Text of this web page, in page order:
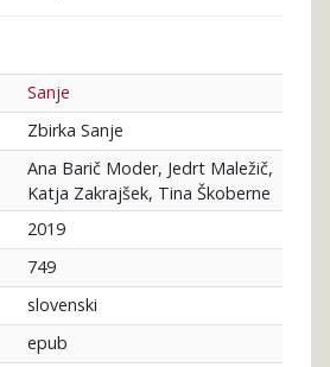
Sanje
Zbirka Sanje
Ana Barič Moder, Jedrt Maležič,
Katja Zakrajšek, Tina Škoberne
2019
749
slovenski
epub